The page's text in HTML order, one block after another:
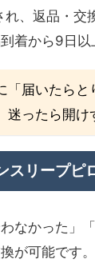
れ、返品・交
着から9日
「届いたらと
迷ったら開
スリープピ
わなかった」
が可能です